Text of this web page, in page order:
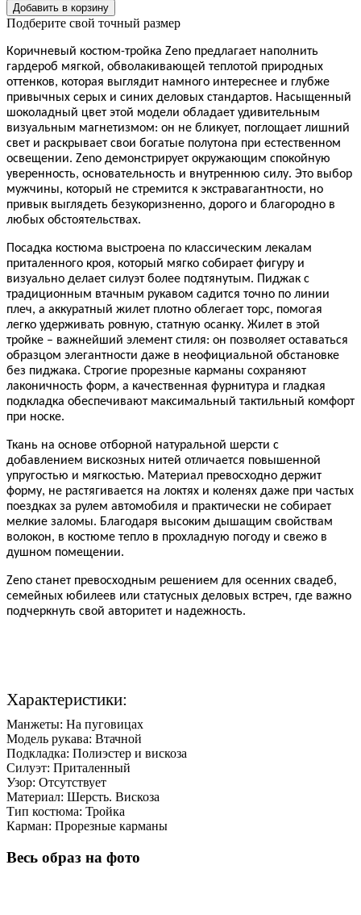
Добавить в корзину
Подберите свой точный размер
Коричневый костюм-тройка Zeno предлагает наполнить
гардероб мягкой, обволакивающей теплотой природных
оттенков, которая выглядит намного интереснее и глубже
привычных серых и синих деловых стандартов. Насыщенный
шоколадный цвет этой модели обладает удивительным
визуальным магнетизмом: он не бликует, поглощает лишний
свет и раскрывает свои богатые полутона при естественном
освещении. Zeno демонстрирует окружающим спокойную
уверенность, основательность и внутреннюю силу. Это выбор
мужчины, который не стремится к экстравагантности, но
привык выглядеть безукоризненно, дорого и благородно в
любых обстоятельствах.
Посадка костюма выстроена по классическим лекалам
приталенного кроя, который мягко собирает фигуру и
визуально делает силуэт более подтянутым. Пиджак с
традиционным втачным рукавом садится точно по линии
плеч, а аккуратный жилет плотно облегает торс, помогая
легко удерживать ровную, статную осанку. Жилет в этой
тройке – важнейший элемент стиля: он позволяет оставаться
образцом элегантности даже в неофициальной обстановке
без пиджака. Строгие прорезные карманы сохраняют
лаконичность форм, а качественная фурнитура и гладкая
подкладка обеспечивают максимальный тактильный комфорт
при носке.
Ткань на основе отборной натуральной шерсти с
добавлением вискозных нитей отличается повышенной
упругостью и мягкостью. Материал превосходно держит
форму, не растягивается на локтях и коленях даже при частых
поездках за рулем автомобиля и практически не собирает
мелкие заломы. Благодаря высоким дышащим свойствам
волокон, в костюме тепло в прохладную погоду и свежо в
душном помещении.
Zeno станет превосходным решением для осенних свадеб,
семейных юбилеев или статусных деловых встреч, где важно
подчеркнуть свой авторитет и надежность.
Характеристики:
Манжеты: На пуговицах
Модель рукава: Втачной
Подкладка: Полиэстер и вискоза
Силуэт: Приталенный
Узор: Отсутствует
Материал: Шерсть. Вискоза
Тип костюма: Тройка
Карман: Прорезные карманы
Весь образ на фото